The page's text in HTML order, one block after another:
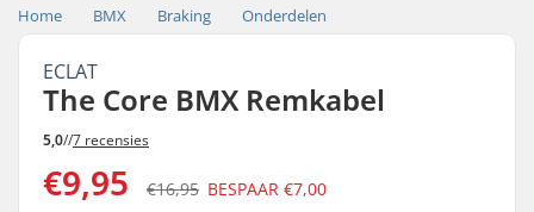
Home BMX Braking Onderdelen
ECLAT
The Core BMX Remkabel
5,0//7 recensies
€9,95 €16,95 BESPAAR €7,00